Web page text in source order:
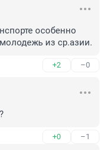
особенно
из ср.азии.
+2 –0
+0 –1